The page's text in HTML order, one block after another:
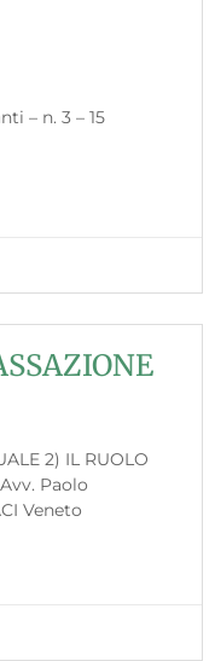
– n. 3 – 15
2) IL RUOLO
Paolo
Veneto